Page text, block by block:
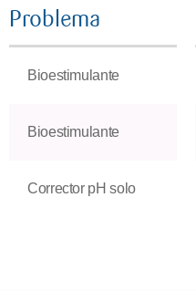
Problema
Bioestimulante
Bioestimulante
Corrector pH solo